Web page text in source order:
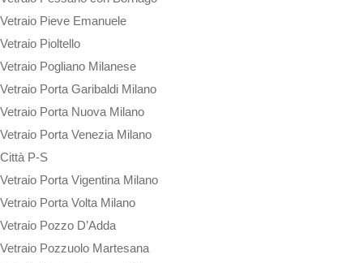
Vetraio Pieve Emanuele
Vetraio Pioltello
Vetraio Pogliano Milanese
Vetraio Porta Garibaldi Milano
Vetraio Porta Nuova Milano
Vetraio Porta Venezia Milano
Città P-S
Vetraio Porta Vigentina Milano
Vetraio Porta Volta Milano
Vetraio Pozzo D’Adda
Vetraio Pozzuolo Martesana